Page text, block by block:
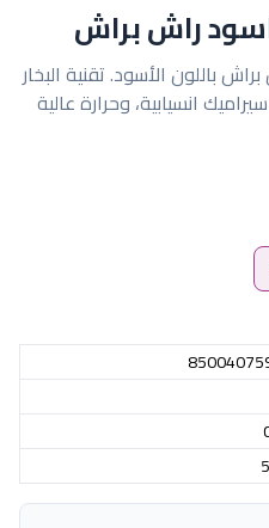
راش براش
باللون الأسود. تقنية البخار
انسيابية، وحرارة عالية